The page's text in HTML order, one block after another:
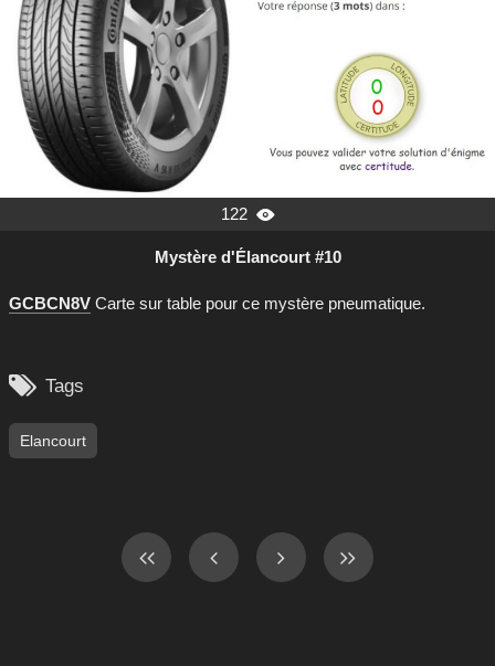
122 
Mystère d'Élancourt #10
GCBCN8V Carte sur table pour ce mystère pneumatique.
 Tags
Elancourt